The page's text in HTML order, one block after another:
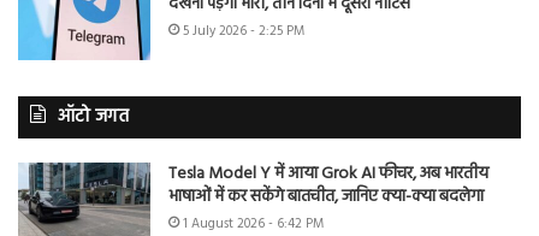
5 July 2026 - 2:25 PM
ऑटो जगत
Tesla Model Y में आया Grok AI फीचर, अब भारतीय
भाषाओं में कर सकेंगे बातचीत, जानिए क्या-क्या बदलेगा
1 August 2026 - 6:42 PM